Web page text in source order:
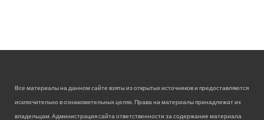
Все материалы на данном сайте взяты из открытых источников и предоставляются
исключительно в ознакомительных целях. Права на материалы принадлежат их
владельцам. Администрация сайта ответственности за содержание материала